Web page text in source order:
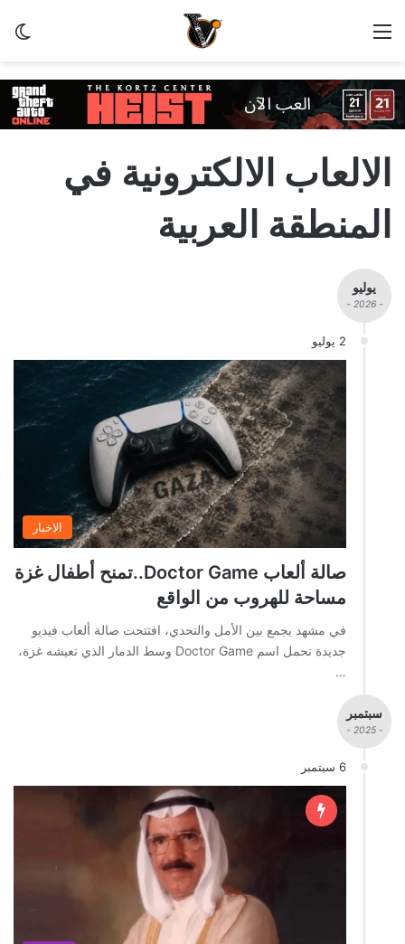
القائمة
الالعاب الالكترونية في
المنطقة العربية
يوليو
- 2026 -
2 يوليو
الاخبار
صالة ألعاب Doctor Game..تمنح أطفال غزة
مساحة للهروب من الواقع
في مشهد يجمع بين الأمل والتحدي، افتتحت صالة ألعاب فيديو
جديدة تحمل اسم Doctor Game وسط الدمار الذي تعيشه غزة،
…
سبتمبر
- 2025 -
6 سبتمبر